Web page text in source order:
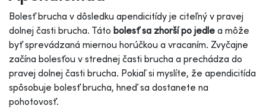
Bolesť brucha v dôsledku apendicitídy je citeľný v pravej
dolnej časti brucha. Táto bolesť sa zhorší po jedle a môže
byť sprevádzaná miernou horúčkou a vracaním. Zvyčajne
začína bolesťou v strednej časti brucha a prechádza do
pravej dolnej časti brucha. Pokiaľ si myslíte, že apendicitída
spôsobuje bolesť brucha, hneď sa dostanete na
pohotovosť.